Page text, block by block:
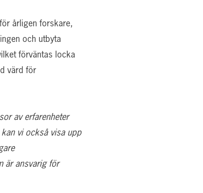
årligen forskare,
och utbyta
förväntas locka
värd för
av erfarenheter
vi också visa upp
är ansvarig för